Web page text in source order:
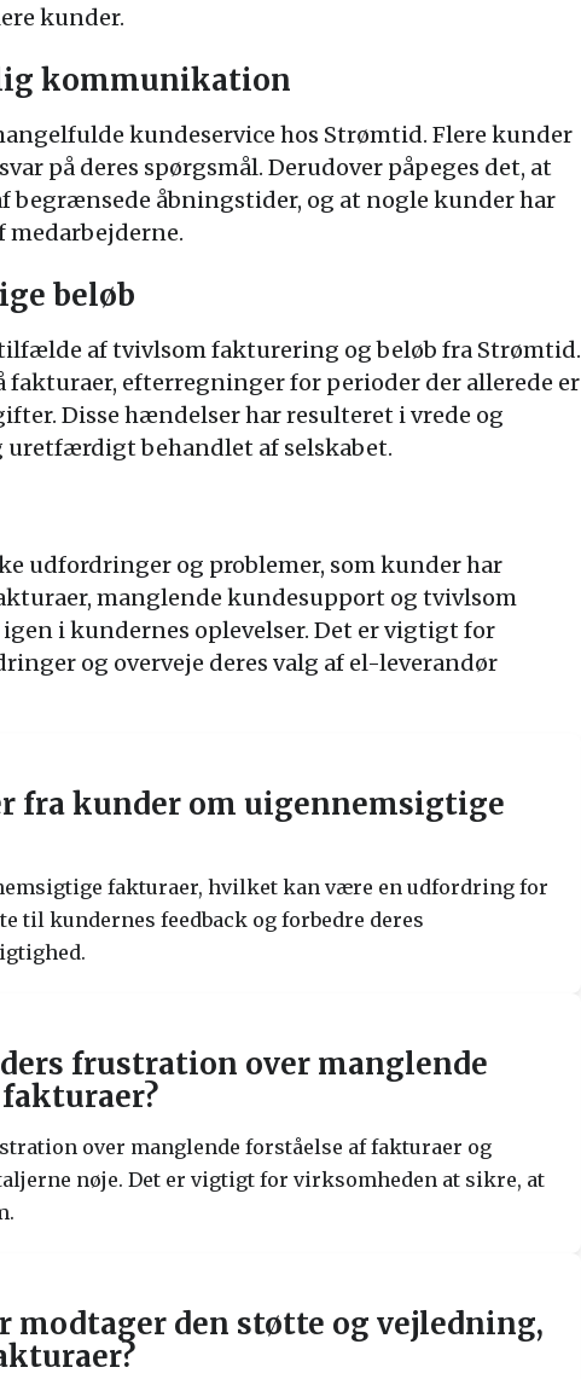
kunder.
kommunikation
kundeservice hos Strømtid. Flere kunder
på deres spørgsmål. Derudover påpeges det, at
åbningstider, og at nogle kunder har
beløb
af tvivlsom fakturering og beløb fra Strømtid.
efterregninger for perioder der allerede er
Disse hændelser har resulteret i vrede og
behandlet af selskabet.
udfordringer og problemer, som kunder har
manglende kundesupport og tvivlsom
i kundernes oplevelser. Det er vigtigt for
og overveje deres valg af el-leverandør
fra kunder om uigennemsigtige
fakturaer, hvilket kan være en udfordring for
til kundernes feedback og forbedre deres
frustration over manglende
over manglende forståelse af fakturaer og
nøje. Det er vigtigt for virksomheden at sikre, at
den støtte og vejledning,